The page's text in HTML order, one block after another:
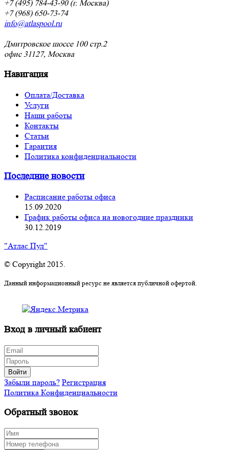
+7 (495) 784-43-90 (г. Москва)
+7 (968) 650-73-74
info@atlaspool.ru
Дмитровское шоссе 100 стр.2
офис 31127, Москва
Навигация
Оплата/Доставка
Услуги
Наши работы
Контакты
Статьи
Гарантия
Политика конфиденциальности
Последние новости
Расписание работы офиса
15.09.2020
График работы офиса на новогодние праздники
30.12.2019
"Атлас Пул"
© Copyright 2015.
Данный информационный ресурс не является публичной офертой.
Вход в личный кабиент
Войти
Забыли пароль? Регистрация
Политика Конфиденциальности
Обратный звонок